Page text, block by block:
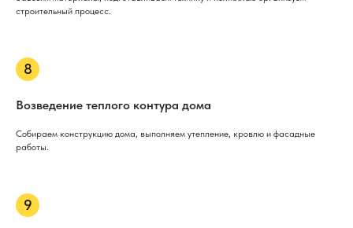
строительный процесс.
Возведение теплого контура дома
Собираем конструкцию дома, выполняем утепление, кровлю и фасадные
работы.